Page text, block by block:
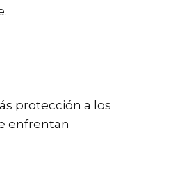
protección a los
enfrentan